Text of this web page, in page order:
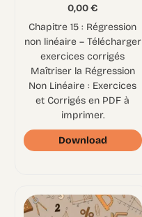
0,00€
Chapitre 15 : Régression
non linéaire – Télécharger
exercices corrigés
Maîtriser la Régression
Non Linéaire : Exercices
et Corrigés en PDF à
imprimer.
Download